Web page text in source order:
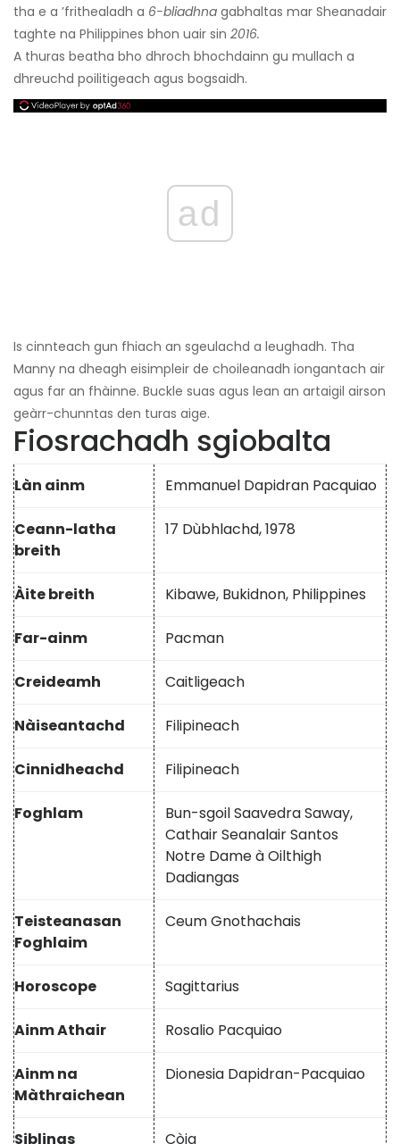
tha e a ’frithealadh a 6-bliadhna gabhaltas mar Sheanadair
taghte na Philippines bhon uair sin 2016.
A thuras beatha bho dhroch bhochdainn gu mullach a
dhreuchd poilitigeach agus bogsaidh.
ad
Is cinnteach gun fhiach an sgeulachd a leughadh. Tha
Manny na dheagh eisimpleir de choileanadh iongantach air
agus far an fhàinne. Buckle suas agus lean an artaigil airson
geàrr-chunntas den turas aige.
Fiosrachadh sgiobalta
Làn ainm Emmanuel Dapidran Pacquiao
Ceann-latha
breith
17 Dùbhlachd, 1978
Àite breith Kibawe, Bukidnon, Philippines
Far-ainm Pacman
Creideamh Caitligeach
Nàiseantachd Filipineach
Cinnidheachd Filipineach
Foghlam
Bun-sgoil Saavedra Saway,
Cathair Seanalair Santos
Notre Dame à Oilthigh
Dadiangas
Teisteanasan
Foghlaim
Ceum Gnothachais
Horoscope Sagittarius
Ainm Athair Rosalio Pacquiao
Ainm na
Màthraichean
Dionesia Dapidran-Pacquiao
Siblings Còig